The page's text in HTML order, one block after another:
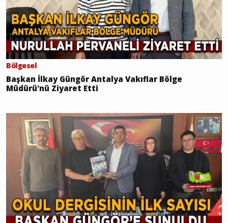
Bölgesel
Başkan İlkay Güngör Antalya Vakıflar Bölge
Müdürü'nü Ziyaret Etti